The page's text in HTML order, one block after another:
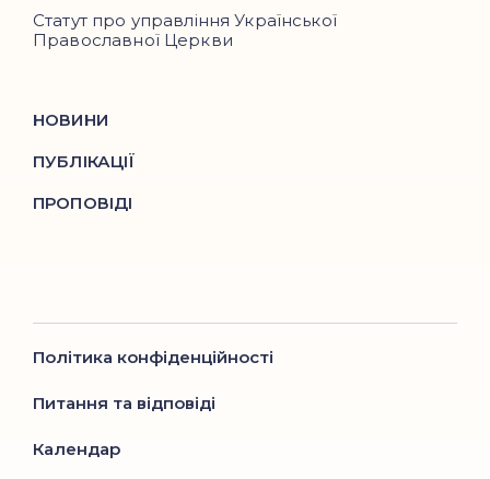
Статут про управління Української
Православної Церкви
НОВИНИ
ПУБЛІКАЦІЇ
ПРОПОВІДІ
Політика конфіденційності
Питання та відповіді
Календар